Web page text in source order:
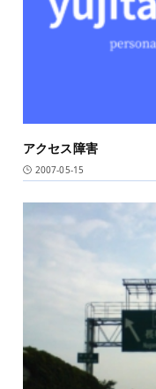
アクセス障害
2007-05-15